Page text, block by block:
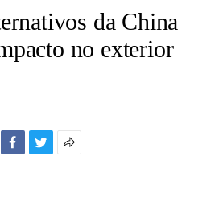
da China
no exterior